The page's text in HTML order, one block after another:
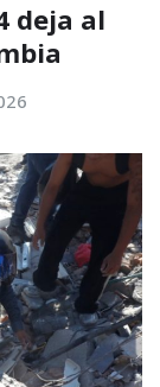
deja al